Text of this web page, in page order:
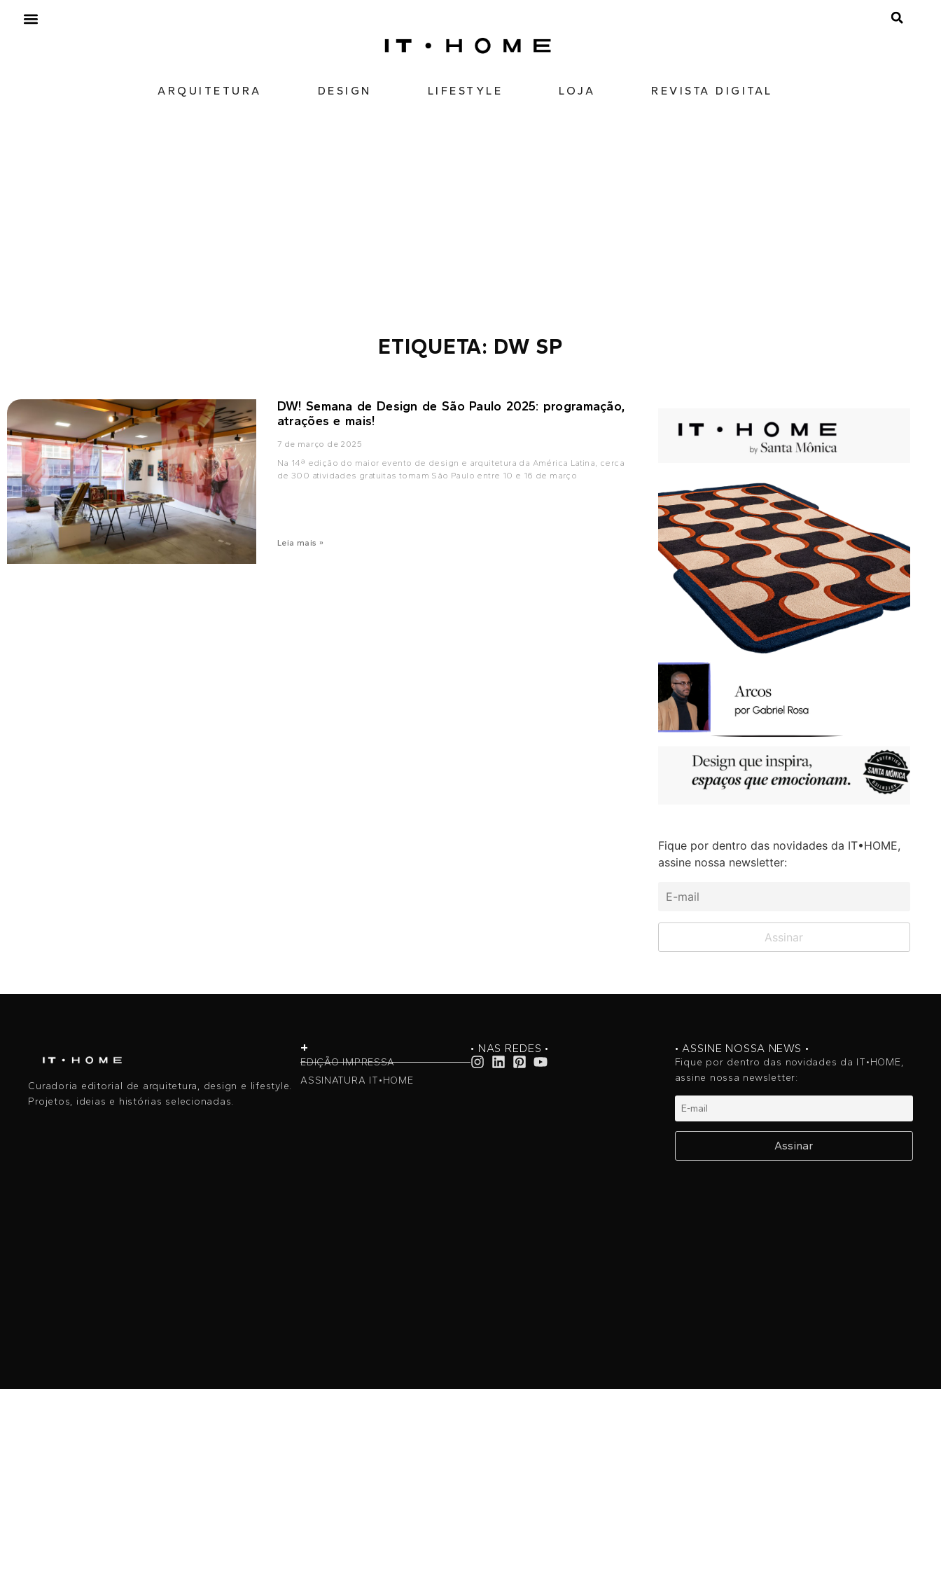
ARQUITETURA DESIGN LIFESTYLE LOJA REVISTA DIGITAL
ETIQUETA: DW SP
DW! Semana de Design de São Paulo 2025: programação,
atrações e mais!
7 de março de 2025
Na 14ª edição do maior evento de design e arquitetura da América Latina, cerca
de 300 atividades gratuitas tomam São Paulo entre 10 e 16 de março
Leia mais »
Fique por dentro das novidades da IT•HOME,
assine nossa newsletter:
Curadoria editorial de arquitetura, design e lifestyle.
Projetos, ideias e histórias selecionadas.
+
EDIÇÃO IMPRESSA
ASSINATURA IT•HOME
• NAS REDES • • ASSINE NOSSA NEWS •
Fique por dentro das novidades da IT•HOME,
assine nossa newsletter: